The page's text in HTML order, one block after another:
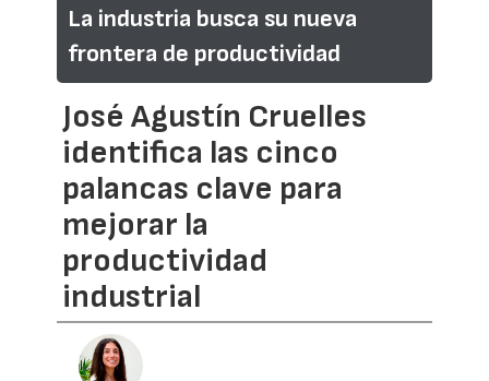
La industria busca su nueva
frontera de productividad
José Agustín Cruelles
identifica las cinco
palancas clave para
mejorar la
productividad
industrial